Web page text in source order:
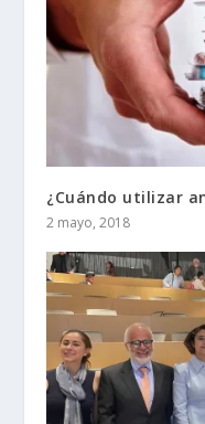
¿Cuándo utilizar
2 mayo, 2018